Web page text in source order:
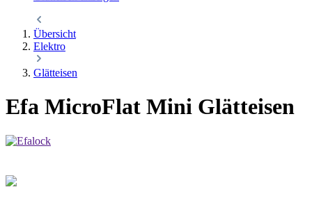
Übersicht
Elektro
Glätteisen
Efa MicroFlat Mini Glätteisen